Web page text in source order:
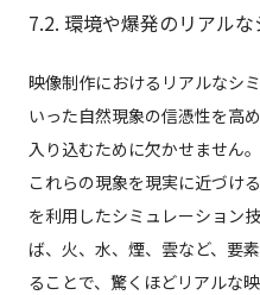
7.2. 環境や爆発のリアル
映像制作におけるリアルなシ
いった自然現象の信憑性を高
入り込むために欠かせません
これらの現象を現実に近づけ
を利用したシミュレーション
ば、火、水、煙、雲など、要
ることで、驚くほどリアルな